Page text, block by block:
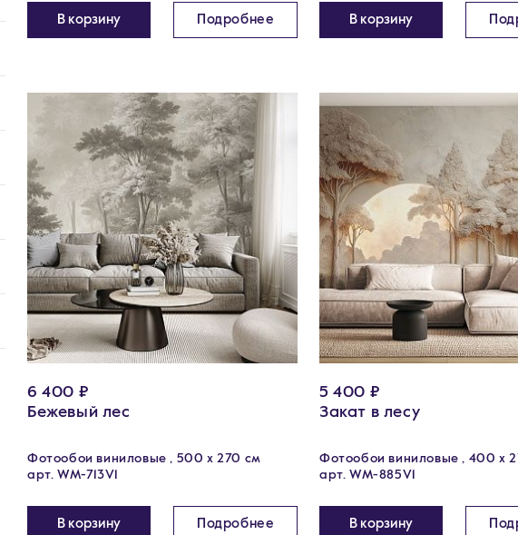
В корзину Подробнее В корзину
6 400 ₽
Бежевый лес
Фотообои виниловые , 500 x 270 см
арт. WM-713V1
В корзину Подробнее
5 400 ₽
Закат в лесу
Фотообои виниловые , 400 х
арт. WM-885V1
В корзину